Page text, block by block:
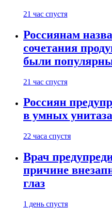
21 час спустя
Россиянам
сочетания
были
21 час спустя
Россиян
в умных
22 часа спустя
Врач
причине
глаз
1 день спустя